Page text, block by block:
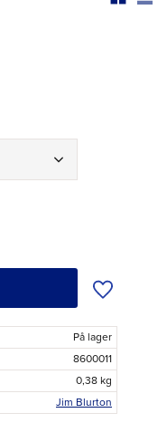
Tilføj til
På lager
8600011
0,38 kg
Jim Blurton